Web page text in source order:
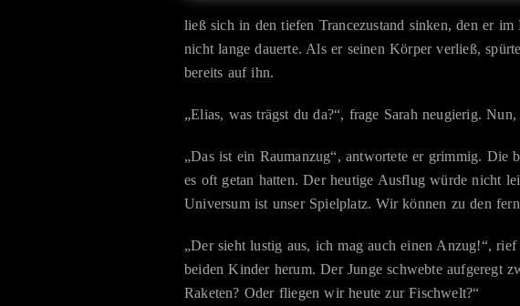
ließ sich in den tiefen Trancezustand sinken, den er
nicht lange dauerte. Als er seinen Körper verließ,
bereits auf ihn.
„Elias, was trägst du da?“, frage Sarah neugierig.
„Das ist ein Raumanzug“, antwortete er grimmig.
es oft getan hatten. Der heutige Ausflug würde nicht
Universum ist unser Spielplatz. Wir können zu den
„Der sieht lustig aus, ich mag auch einen Anzug!“,
beiden Kinder herum. Der Junge schwebte aufgeregt
Raketen? Oder fliegen wir heute zur Fischwelt?“